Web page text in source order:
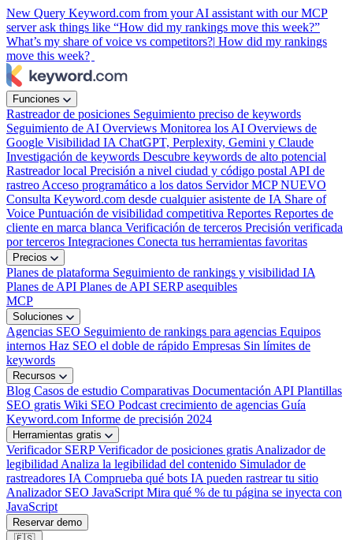
New Query Keyword.com from your AI assistant with our MCP
server ask things like “How did my rankings move this week?”
What’s my share of voice vs competitors?| How did my rankings
move this week?
Funciones
Rastreador de posiciones Seguimiento preciso de keywords
Seguimiento de AI Overviews Monitorea los AI Overviews de
Google Visibilidad IA ChatGPT, Perplexity, Gemini y Claude
Investigación de keywords Descubre keywords de alto potencial
Rastreador local Precisión a nivel ciudad y código postal API de
rastreo Acceso programático a los datos Servidor MCPNUEVO
Consulta Keyword.com desde cualquier asistente de IA Share of
Voice Puntuación de visibilidad competitiva Reportes Reportes de
cliente en marca blanca Verificación de terceros Precisión verificada
por terceros Integraciones Conecta tus herramientas favoritas
Precios
Planes de plataforma Seguimiento de rankings y visibilidad IA
Planes de API Planes de API SERP asequibles
MCP
Soluciones
Agencias SEO Seguimiento de rankings para agencias Equipos
internos Haz SEO el doble de rápido Empresas Sin límites de
keywords
Recursos
Blog Casos de estudio Comparativas Documentación API Plantillas
SEO gratis Wiki SEO Podcast crecimiento de agencias Guía
Keyword.com Informe de precisión 2024
Herramientas gratis
Verificador SERPVerificador de posiciones gratis Analizador de
legibilidad Analiza la legibilidad del contenido Simulador de
rastreadores IA Comprueba qué bots IA pueden rastrear tu sitio
Analizador SEO JavaScript Mira qué % de tu página se inyecta con
JavaScript
Reservar demo